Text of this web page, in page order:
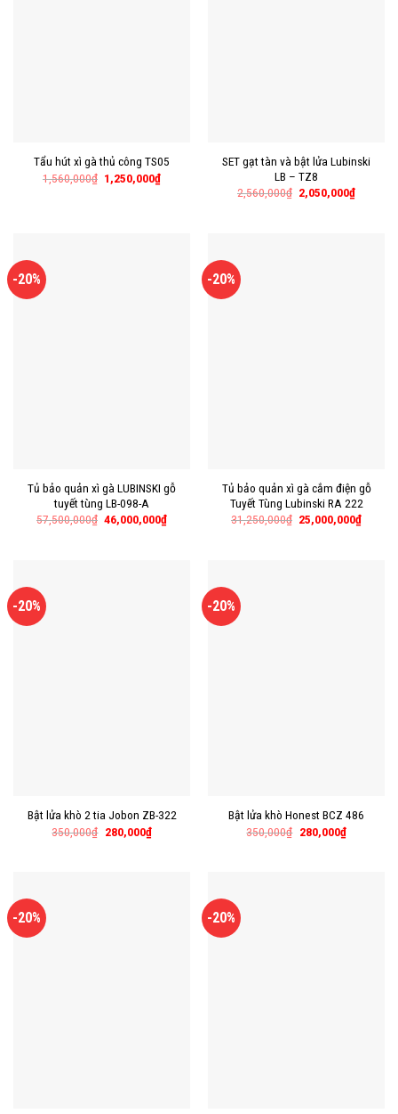
Tẩu hút xì gà thủ công TS05
1,560,000₫ 1,250,000₫
SET gạt tàn và bật lửa Lubinski
LB – TZ8
2,560,000₫ 2,050,000₫
-20%
Tủ bảo quản xì gà LUBINSKI gỗ
tuyết tùng LB-098-A
57,500,000₫ 46,000,000₫
-20%
Tủ bảo quản xì gà cắm điện gỗ
Tuyết Tùng Lubinski RA 222
31,250,000₫ 25,000,000₫
-20%
Bật lửa khò 2 tia Jobon ZB-322
350,000₫ 280,000₫
-20%
Bật lửa khò Honest BCZ 486
350,000₫ 280,000₫
-20% -20%